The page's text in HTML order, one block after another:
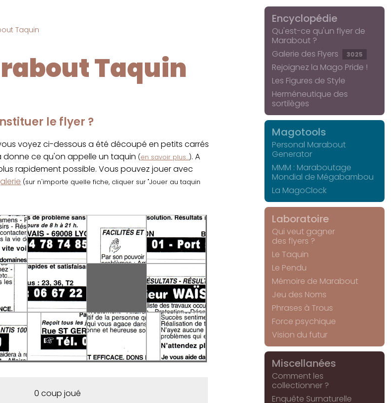
Taquin
Taquin
le flyer ?
voyez ci-dessous a été découpé en petits carrés
donne ce qu'on appelle un taquin (en savoir plus...). A
rapidement possible. Vous pouvez jouer avec
(sur n'importe quelle fiche, cliquer sur "Jouer au taquin
0 coup joué
Encyclopédie
Qu'est-ce qu'un flyer de
Marabout ?
Galerie des Flyers
3025
Rejoignez la Mago Pride !
Les Figures de Style
Herméneutique des
sortilèges
Magotools
Personal Marabout
Generator
MMM : Maraboutage
Mondial de Mégabambou
La MagoClock
Laboratoire
Qui veut gagner
des flyers ?
Le Taquin
Le Pendu
Mémoire de Marabout
Jeu des Noms
Phrases à Trous
Force psychique
Vision du futur
Miscellanées
Comment les
collectionner ?
Enquête Surnaturelle